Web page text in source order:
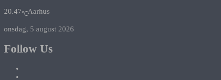
20.47℃Aarhus
onsdag, 5 august 2026
Follow Us